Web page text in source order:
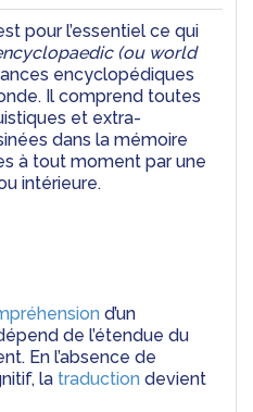
pour l’essentiel ce qui
(ou world
encyclopédiques
Il comprend toutes
et extra-
dans la mémoire
à tout moment par une
intérieure.
d’un
de l’étendue du
En l’absence de
la traduction
devient